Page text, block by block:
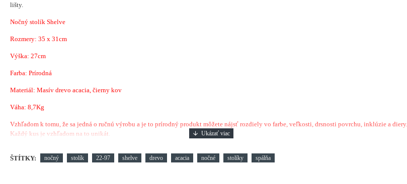
lišty.
Nočný stolík Shelve
Rozmery: 35 x 31 cm
Výška: 27cm
Farba: Prírodná
Materiál: Masív drevo acacia, čierny kov
Váha: 8,7Kg
Vzhľadom k tomu, že sa jedná o ručnú výrobu a je to prírodný produkt môžete nájsť rozdiely vo farbe, veľkosti, drsnosti povrchu, inklúzie a diery.
Každý kus je vzhľadom na to unikát.
ŠTÍTKY: nočný stolík 22-97 shelve drevo acacia nočné stolíky spálňa